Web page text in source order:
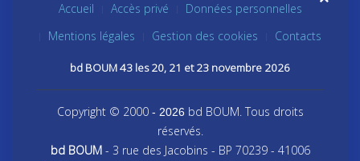
Accueil Accès privé
Données personnelles
Mentions légales
Gestion des cookies Contacts
bd BOUM 43 les 20, 21 et 23 novembre 2026
Copyright © 2000- 2026 bd BOUM. Tous droits
réservés.
bd BOUM- 3 rue des Jacobins - BP 70239 - 41006